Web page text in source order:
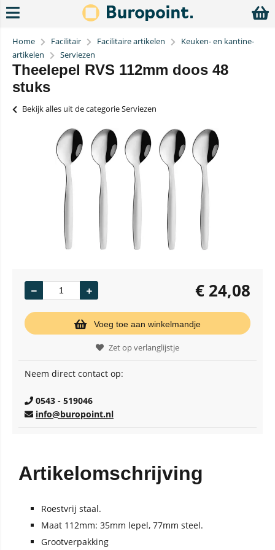
Home Facilitair Facilitaire artikelen
Keuken- en kantine-
artikelen
Serviezen
Theelepel RVS 112mm doos 48
stuks
Bekijk alles uit de categorie Serviezen
€ 24,08
Voeg toe aan winkelmandje
Zet op verlanglijstje
Neem direct contact op:
0543 - 519046
info@buropoint.nl
Artikelomschrijving
Roestvrij staal.
Maat 112mm: 35mm lepel, 77mm steel.
Grootverpakking